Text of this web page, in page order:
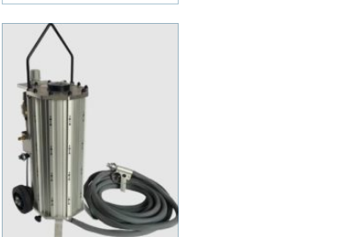
skapar en gemensam
säkerhetsnivå i en
bransch där jobbet ofta
sker långt frå...